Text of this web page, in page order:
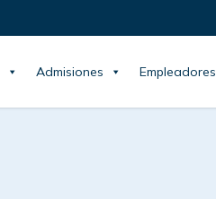
Admisiones Empleadores